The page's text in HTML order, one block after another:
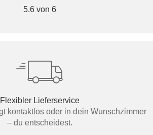
5.6 von 6
Flexibler Lieferservice
kontaktlos oder in dein Wunschzimmer
– du entscheidest.